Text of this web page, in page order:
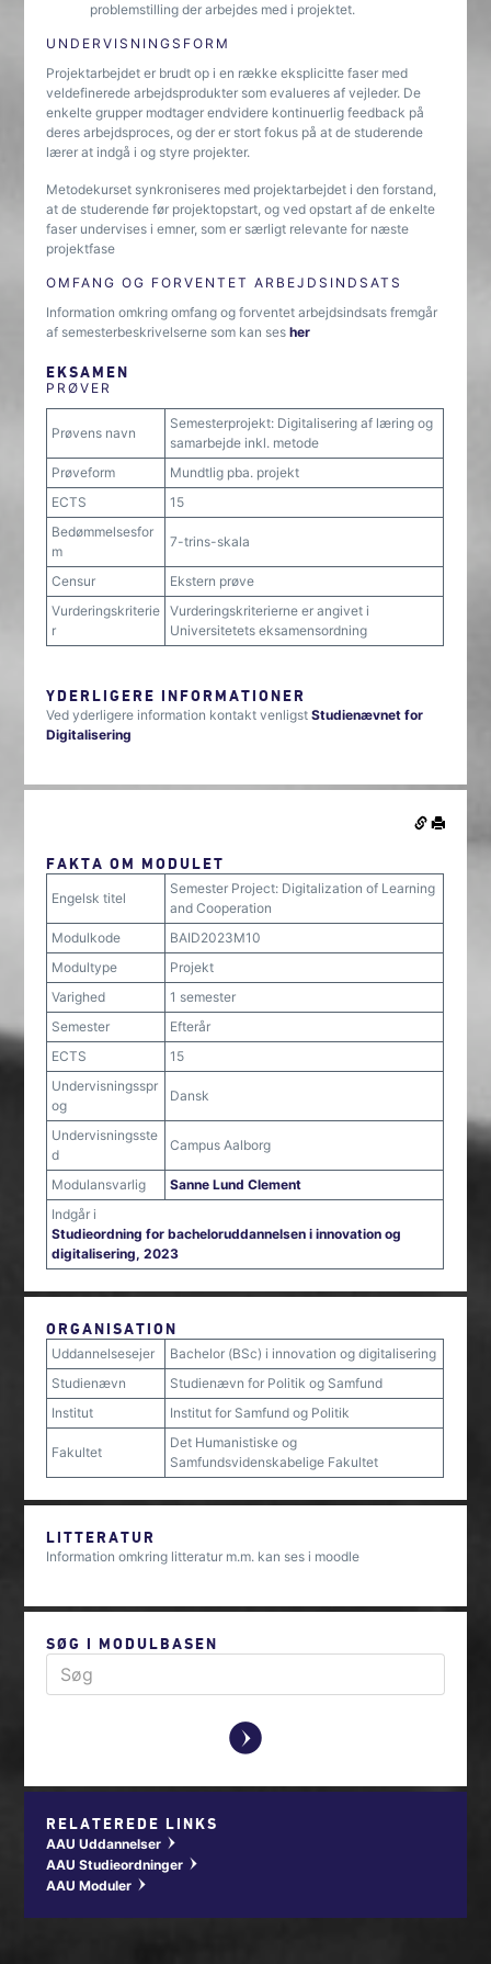
problemstilling der arbejdes med i projektet.
UNDERVISNINGSFORM
Projektarbejdet er brudt op i en række eksplicitte faser med
veldefinerede arbejdsprodukter som evalueres af vejleder. De
enkelte grupper modtager endvidere kontinuerlig feedback på
deres arbejdsproces, og der er stort fokus på at de studerende
lærer at indgå i og styre projekter.
Metodekurset synkroniseres med projektarbejdet i den forstand,
at de studerende før projektopstart, og ved opstart af de enkelte
faser undervises i emner, som er særligt relevante for næste
projektfase
OMFANG OG FORVENTET ARBEJDSINDSATS
Information omkring omfang og forventet arbejdsindsats fremgår
af semesterbeskrivelserne som kan sesher
EKSAMEN
PRØVER
Prøvens navn
Semesterprojekt: Digitalisering af læring og
samarbejde inkl. metode
Prøveform
Mundtlig pba. projekt
ECTS
15
Bedømmelsesfor
m
7-trins-skala
Censur
Ekstern prøve
Vurderingskriterie
r
Vurderingskriterierne er angivet i
Universitetets eksamensordning
YDERLIGERE INFORMATIONER
Ved yderligere information kontakt venligstStudienævnet for
Digitalisering
FAKTA OM MODULET
Engelsk titel
Semester Project: Digitalization of Learning
and Cooperation
Modulkode
BAID2023M10
Modultype
Projekt
Varighed
1 semester
Semester
Efterår
ECTS
15
Undervisningsspr
og
Dansk
Undervisningsste
d
Campus Aalborg
Modulansvarlig
Sanne Lund Clement
Indgår i
Studieordning for bacheloruddannelsen i innovation og
digitalisering, 2023
ORGANISATION
Uddannelsesejer
Bachelor (BSc) i innovation og digitalisering
Studienævn
Studienævn for Politik og Samfund
Institut
Institut for Samfund og Politik
Fakultet
Det Humanistiske og
Samfundsvidenskabelige Fakultet
LITTERATUR
Information omkring litteratur m.m. kan ses i moodle
SØG I MODULBASEN
y
RELATEREDE LINKS
AAU Uddannelser w
AAU Studieordninger w
AAU Moduler w